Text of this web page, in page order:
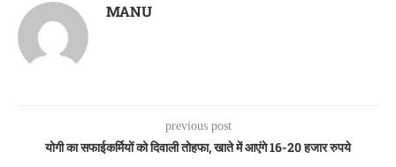
MANU
previous post
योगी का सफाईकर्मियों को दिवाली तोहफा, खाते में आएंगे 16-20 हजार रुपये